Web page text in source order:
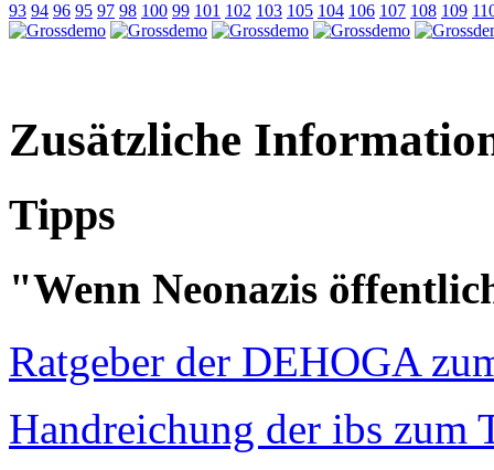
93 94 96 95 97 98 100 99 101 102 103 105 104 106 107 108 109
Zusätzliche
Tipps
"Wenn Neonazis
Ratgeber der DEHOGA
Handreichung der ibs zum